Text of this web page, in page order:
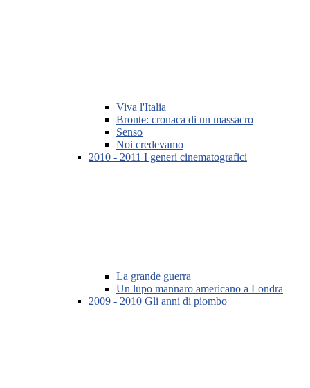
Viva l'Italia
Bronte: cronaca di un massacro
Senso
Noi credevamo
2010 - 2011 I generi cinematografici
La grande guerra
Un lupo mannaro americano a Londra
2009 - 2010 Gli anni di piombo